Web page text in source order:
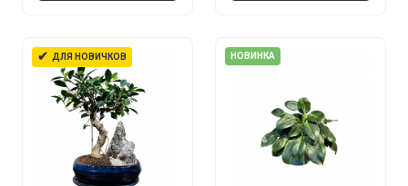
✔ ДЛЯ НОВИЧКОВ НОВИНКА